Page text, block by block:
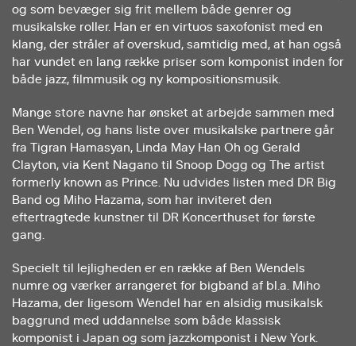
og som bevæger sig frit mellem både genrer og
musikalske roller. Han er en virtuos saxofonist med en
klang, der stråler af overskud, samtidig med, at han også
har vundet en lang række priser som komponist inden for
både jazz, filmmusik og ny kompositionsmusik.
Mange store navne har ønsket at arbejde sammen med
Ben Wendel, og hans liste over musikalske partnere går
fra Tigran Hamasyan, Linda May Han Oh og Gerald
Clayton, via Kent Nagano til Snoop Dogg og The artist
formerly known as Prince. Nu udvides listen med DR Big
Band og Miho Hazama, som har inviteret den
eftertragtede kunstner til DR Koncerthuset for første
gang.
Specielt til lejligheden er en række af Ben Wendels
numre og værker arrangeret for bigband af bl.a. Miho
Hazama, der ligesom Wendel har en alsidig musikalsk
baggrund med uddannelse som både klassisk
komponist i Japan og som jazzkomponist i New York.